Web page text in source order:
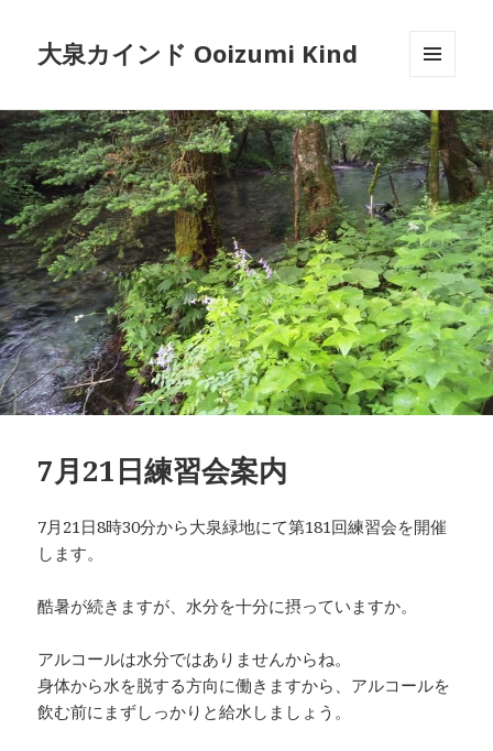
大泉カインド Ooizumi Kind
ーとウ
ィジェ
ット
7月21日練習会案内
7月21日8時30分から大泉緑地にて第181回練習会を開催
します。
酷暑が続きますが、水分を十分に摂っていますか。
アルコールは水分ではありませんからね。
身体から水を脱する方向に働きますから、アルコールを
飲む前にまずしっかりと給水しましょう。